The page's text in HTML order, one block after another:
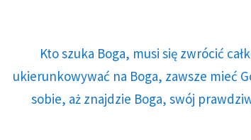
Kto szuka Boga, musi się zwrócić
ukierunkowywać na Boga, zawsze mieć
sobie, aż znajdzie Boga, swój